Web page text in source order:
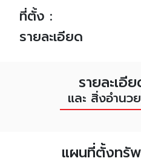
ที่ตั้ง :
รายละเอียด
รายละเอี
และ สิ่งอำนว
แผนที่ตั้งทรั